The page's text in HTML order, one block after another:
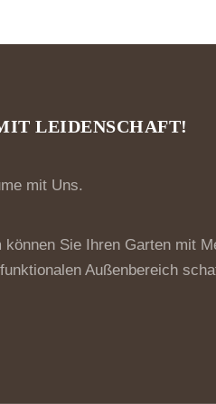
LEIDENSCHAFT!
mit Uns.
Sie Ihren Garten mit
Außenbereich